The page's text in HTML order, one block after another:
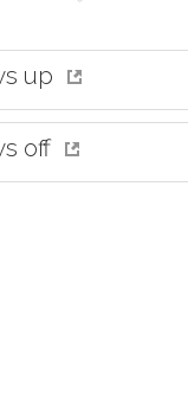
up
off